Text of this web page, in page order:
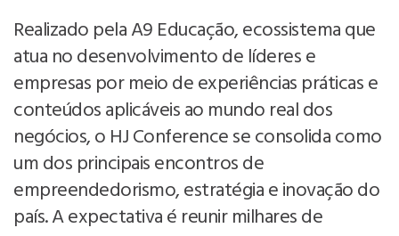
Realizado pela A9 Educação, ecossistema que
atua no desenvolvimento de líderes e
empresas por meio de experiências práticas e
conteúdos aplicáveis ao mundo real dos
negócios, o HJ Conference se consolida como
um dos principais encontros de
empreendedorismo, estratégia e inovação do
país. A expectativa é reunir milhares de